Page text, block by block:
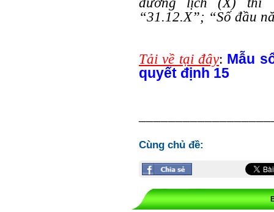
“31.12.X”; “Số đầu
Tải về tại đây: Mẫu
quyết định 15
Cùng chủ đề: